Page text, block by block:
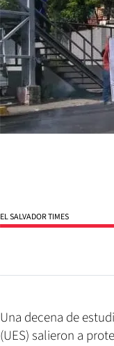
EL SALVADOR TIMES
Una decena de
(UES) salieron a